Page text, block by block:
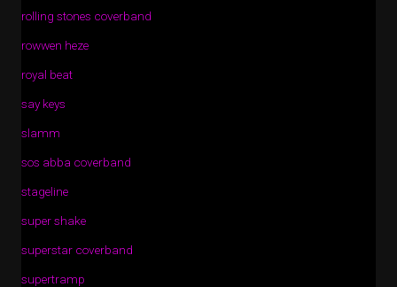
rolling stones coverband
rowwen heze
royal beat
say keys
slamm
sos abba coverband
stageline
super shake
superstar coverband
supertramp